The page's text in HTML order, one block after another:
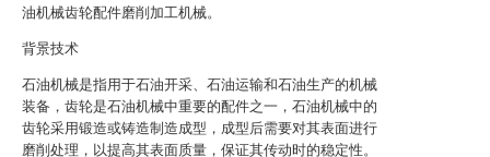
油机械齿轮配件磨削加工机械。
背景技术
石油机械是指用于石油开采、石油运输和石油生产的机械
装备，齿轮是石油机械中重要的配件之一，石油机械中的
齿轮采用锻造或铸造制造成型，成型后需要对其表面进行
磨削处理，以提高其表面质量，保证其传动时的稳定性。